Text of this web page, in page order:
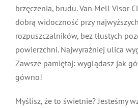
brzęczenia, brudu. Van Mell Visor
dobrą widoczność przy
rozpuszczalników, bez tłustych
powierzchni. Najwyraźniej ulica
Zawsze pamiętaj: wyglądasz jak
gówno!
Myślisz, że to świetnie? Jesteśmy